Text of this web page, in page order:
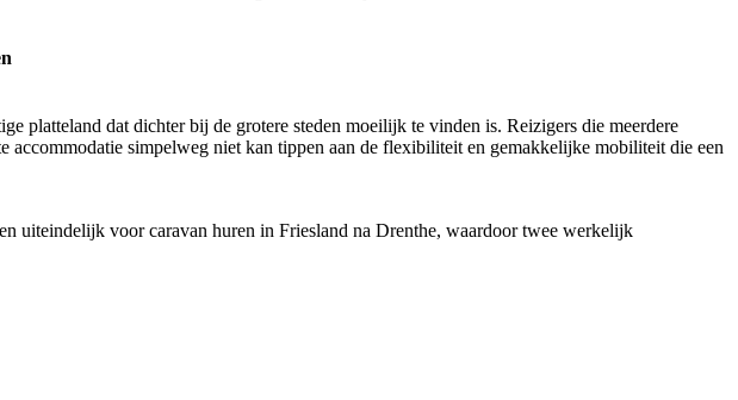
platteland dat dichter bij de grotere steden moeilijk te vinden is. Reizigers die meerdere
simpelweg niet kan tippen aan de flexibiliteit en gemakkelijke mobiliteit die een
uiteindelijk voor caravan huren in Friesland na Drenthe, waardoor twee werkelijk